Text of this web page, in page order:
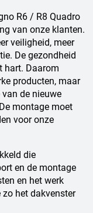
R6 / R8 Quadro
van onze klanten.
veiligheid, meer
De gezondheid
hart. Daarom
producten, maar
de nieuwe
montage moet
voor onze
die
en de montage
en het werk
het dakvenster